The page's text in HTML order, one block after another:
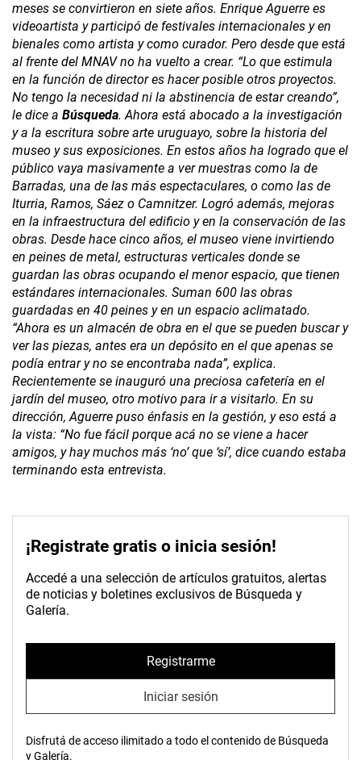
meses se convirtieron en siete años. Enrique Aguerre es
videoartista y participó de festivales internacionales y en
bienales como artista y como curador. Pero desde que está
al frente del MNAV no ha vuelto a crear. “Lo que estimula
en la función de director es hacer posible otros proyectos.
No tengo la necesidad ni la abstinencia de estar creando”,
le dice a Búsqueda. Ahora está abocado a la investigación
y a la escritura sobre arte uruguayo, sobre la historia del
museo y sus exposiciones. En estos años ha logrado que el
público vaya masivamente a ver muestras como la de
Barradas, una de las más espectaculares, o como las de
Iturria, Ramos, Sáez o Camnitzer. Logró además, mejoras
en la infraestructura del edificio y en la conservación de las
obras. Desde hace cinco años, el museo viene invirtiendo
en peines de metal, estructuras verticales donde se
guardan las obras ocupando el menor espacio, que tienen
estándares internacionales. Suman 600 las obras
guardadas en 40 peines y en un espacio aclimatado.
“Ahora es un almacén de obra en el que se pueden buscar y
ver las piezas, antes era un depósito en el que apenas se
podía entrar y no se encontraba nada”, explica.
Recientemente se inauguró una preciosa cafetería en el
jardín del museo, otro motivo para ir a visitarlo. En su
dirección, Aguerre puso énfasis en la gestión, y eso está a
la vista: “No fue fácil porque acá no se viene a hacer
amigos, y hay muchos más ‘no’ que ‘sí’, dice cuando estaba
terminando esta entrevista.
¡Registrate gratis o inicia sesión!
Accedé a una selección de artículos gratuitos, alertas
de noticias y boletines exclusivos de Búsqueda y
Galería.
Registrarme
Iniciar sesión
Disfrutá de acceso ilimitado a todo el contenido de Búsqueda
y Galería.